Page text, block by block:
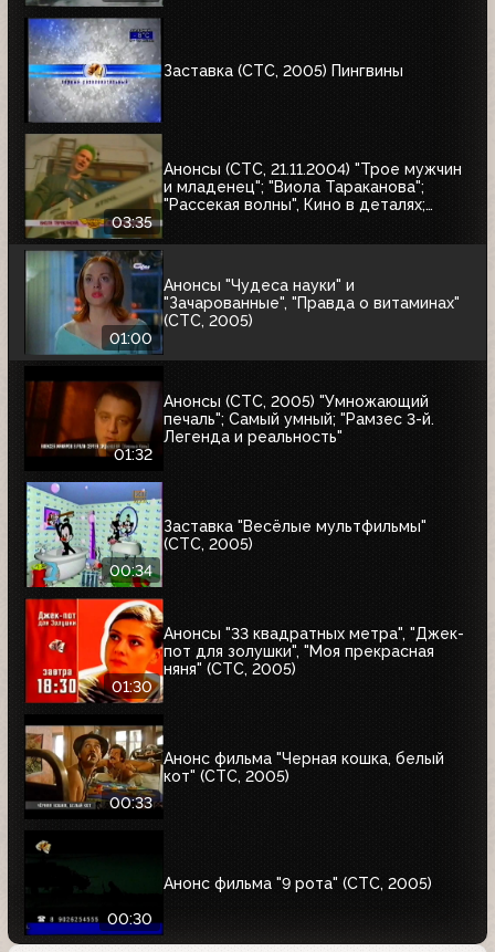
Заставка (СТС, 2005) Пингвины
03:35
Анонсы (СТС, 21.11.2004) "Трое мужчин
и младенец"; "Виола Тараканова";
"Рассекая волны", Кино в деталях;
01:00
Анонсы "Чудеса науки" и
"Зачарованные", "Правда о витаминах"
(СТС, 2005)
01:32
Анонсы (СТС, 2005) "Умножающий
печаль"; Самый умный; "Рамзес 3-й.
Легенда и реальность"
00:34
Заставка "Весёлые мультфильмы"
(СТС, 2005)
01:30
Анонсы "33 квадратных метра", "Джек-
пот для золушки", "Моя прекрасная
няня" (СТС, 2005)
00:33
Анонс фильма "Черная кошка, белый
кот" (СТС, 2005)
00:30
Анонс фильма "9 рота" (СТС, 2005)